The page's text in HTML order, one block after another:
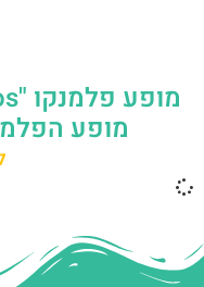
מופע